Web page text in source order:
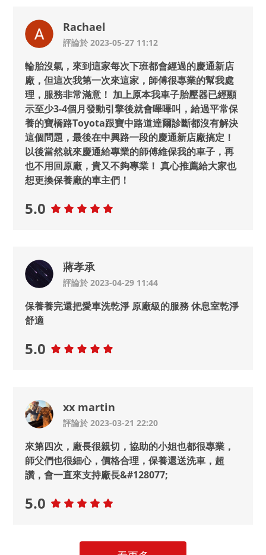
Rachael
評論於 2023-05-27 11:12
輪胎沒氣，來到這家每次下班都會經過的慶通新店
廠，但這次我第一次來這家，師傅很專業的幫我處
理，服務非常滿意！ 加上原本我車子胎壓器已經顯
示至少3-4個月發動引擎後就會嗶嗶叫，給過平常保
養的寶橋路Toyota跟寶中路道達爾診斷都沒有解決
這個問題，最後在中興路一段的慶通新店廠搞定！
以後當然就來慶通給專業的師傅維保我的車子，再
也不用回原廠，貴又不夠專業！ 真心推薦給大家也
想更換保養廠的車主們！
5.0
蔣孝承
評論於 2023-04-29 11:44
保養養完還把愛車洗乾淨 原廠級的服務 休息室乾淨
舒適
5.0
xx martin
評論於 2023-03-21 22:20
來第四次，廠長很親切，協助的小姐也都很專業，
師父們也很細心，價格合理，保養還送洗車，超
讚，會一直來支持廠長&#128077;
5.0